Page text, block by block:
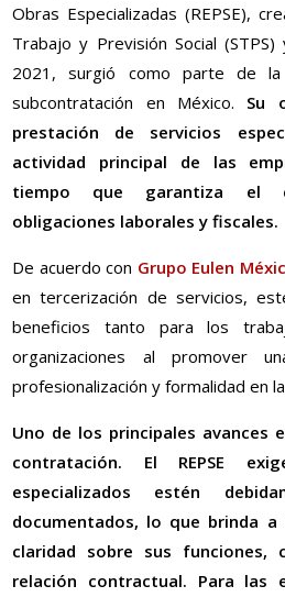
Obras Especializadas (REPSE),
Trabajo y Previsión Social
2021, surgió como parte de
subcontratación en México. Su
prestación de servicios
actividad principal de las
tiempo que garantiza el
obligaciones laborales y fiscales.
De acuerdo con Grupo Eulen
en tercerización de servicios,
beneficios tanto para los
organizaciones al promover
profesionalización y formalidad en
Uno de los principales avances
contratación. El REPSE
especializados estén
documentados, lo que brinda
claridad sobre sus funciones,
relación contractual. Para las